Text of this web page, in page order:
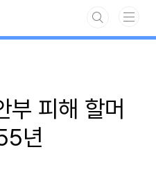
부 피해 할머
년